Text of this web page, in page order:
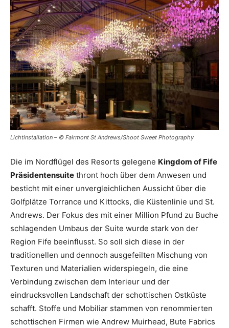
Lichtinstallation – © Fairmont St Andrews/Shoot Sweet Photography
Die im Nordflügel des Resorts gelegene Kingdom of Fife
Präsidentensuite thront hoch über dem Anwesen und
besticht mit einer unvergleichlichen Aussicht über die
Golfplätze Torrance und Kittocks, die Küstenlinie und St.
Andrews. Der Fokus des mit einer Million Pfund zu Buche
schlagenden Umbaus der Suite wurde stark von der
Region Fife beeinflusst. So soll sich diese in der
traditionellen und dennoch ausgefeilten Mischung von
Texturen und Materialien widerspiegeln, die eine
Verbindung zwischen dem Interieur und der
eindrucksvollen Landschaft der schottischen Ostküste
schafft. Stoffe und Mobiliar stammen von renommierten
schottischen Firmen wie Andrew Muirhead, Bute Fabrics